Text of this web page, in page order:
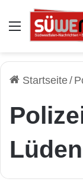
Auswahl
Startseite/